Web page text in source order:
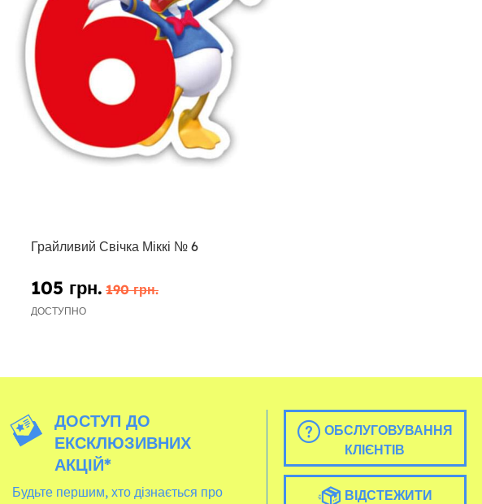
Грайливий Свічка Міккі № 6
105 грн. 190 грн.
ДОСТУПНО
ДОСТУП ДО
ЕКСКЛЮЗИВНИХ
АКЦІЙ*
Будьте першим, хто дізнається про
ОБСЛУГОВУВАННЯ
КЛІЄНТІВ
ВІДСТЕЖИТИ